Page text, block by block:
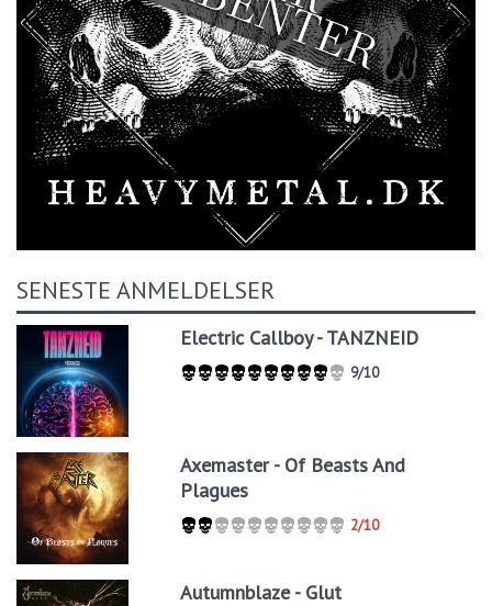
SENESTE ANMELDELSER
Electric Callboy - TANZNEID
9/10
Axemaster - Of Beasts And
Plagues
2/10
Autumnblaze - Glut